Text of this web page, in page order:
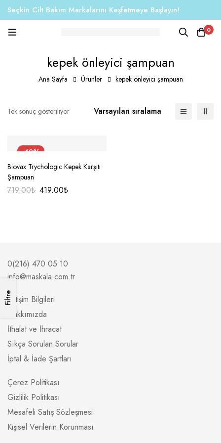
Seçkin Cilt Bakım Markalarını Keşfetmeye Başlayın!
0
kepek önleyici şampuan
Ana Sayfa Ürünler kepek önleyici şampuan
Filtre
Tek sonuç gösteriliyor Varsayılan sıralama
-42%
Biovax Trychologic Kepek Karşıtı
Şampuan
719.00₺ 419.00₺
0(216) 470 05 10
info@maskala.com.tr
İletişim Bilgileri
Hakkımızda
İthalat ve İhracat
Sıkça Sorulan Sorular
İptal & İade Şartları
Çerez Politikası
Gizlilik Politikası
Mesafeli Satış Sözleşmesi
Kişisel Verilerin Korunması